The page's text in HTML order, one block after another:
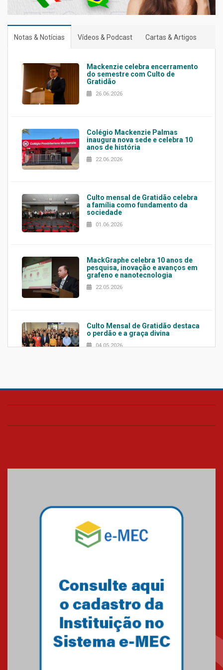
Notas & Notícias Vídeos & Podcast Cartas & Artigos
Mackenzie celebra encerramento
do semestre com Culto de
Gratidão
26.06.2026
Colégio Mackenzie Palmas
inaugura nova sede e celebra 10
anos de história
22.06.2026
Culto mensal de Gratidão celebra
a família como fundamento da
sociedade
01.06.2026
MackGraphe celebra 10 anos de
pesquisa, inovação e avanços em
grafeno e nanotecnologia
22.05.2026
Culto Mensal de Gratidão destaca
o perdão e a graça divina
04.05.2026
Confira como foi o culto mensal
Mackenzie mobiliza campanha
solidária para apoiar famílias em
Minas Gerais
Primeiro culto do ano ressalta o
27.02.2026